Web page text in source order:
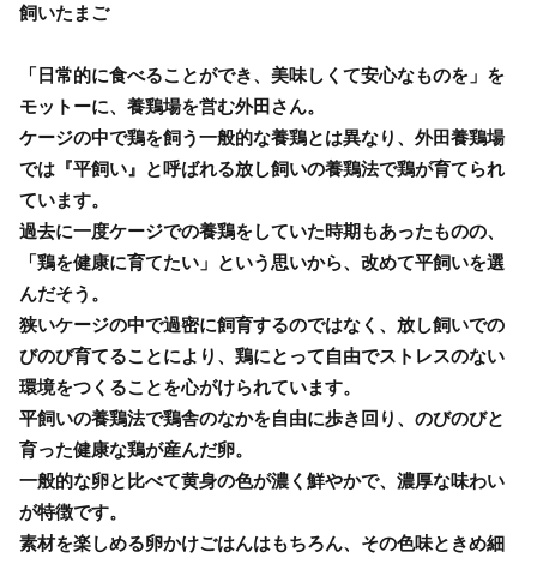
飼いたまご
「日常的に食べることができ、美味しくて安心なものを」を
モットーに、養鶏場を営む外田さん。
ケージの中で鶏を飼う一般的な養鶏とは異なり、外田養鶏場
では『平飼い』と呼ばれる放し飼いの養鶏法で鶏が育てられ
ています。
過去に一度ケージでの養鶏をしていた時期もあったものの、
「鶏を健康に育てたい」という思いから、改めて平飼いを選
んだそう。
狭いケージの中で過密に飼育するのではなく、放し飼いでの
びのび育てることにより、鶏にとって自由でストレスのない
環境をつくることを心がけられています。
平飼いの養鶏法で鶏舎のなかを自由に歩き回り、のびのびと
育った健康な鶏が産んだ卵。
一般的な卵と比べて黄身の色が濃く鮮やかで、濃厚な味わい
が特徴です。
素材を楽しめる卵かけごはんはもちろん、その色味ときめ細